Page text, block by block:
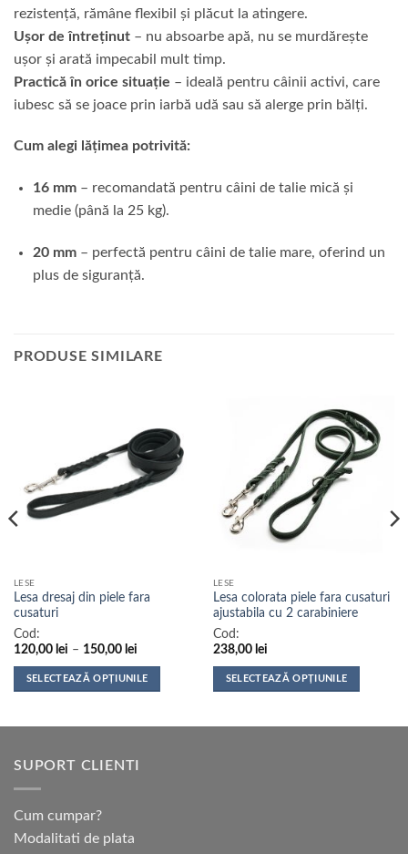
rezistență, rămâne flexibil și plăcut la atingere.
Ușor de întreținut – nu absoarbe apă, nu se murdărește
ușor și arată impecabil mult timp.
Practică în orice situație – ideală pentru câinii activi, care
iubesc să se joace prin iarbă udă sau să alerge prin bălți.
Cum alegi lățimea potrivită:
16 mm– recomandată pentru câini de talie mică și
medie (până la 25 kg).
20 mm– perfectă pentru câini de talie mare, oferind un
plus de siguranță.
PRODUSE SIMILARE
LESE
Lesa dresaj din piele fara
cusaturi
Cod:
120,00 lei – 150,00 leiInterval
prețuri:
120,00 lei
până
SELECTEAZĂ OPȚIUNILE
Opțiunile
pot
LESE
Lesa colorata piele fara cusaturi
ajustabila cu 2 carabiniere
Cod:
238,00 lei
SELECTEAZĂ OPȚIUNILE
SUPORT CLIENTI
Cum cumpar?
Modalitati de plata